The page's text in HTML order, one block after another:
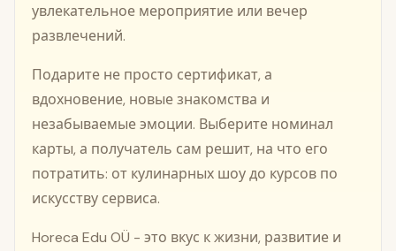
увлекательное мероприятие или вечер
развлечений.
Подарите не просто сертификат, а
вдохновение, новые знакомства и
незабываемые эмоции. Выберите номинал
карты, а получатель сам решит, на что его
потратить: от кулинарных шоу до курсов по
искусству сервиса.
Horeca Edu OÜ - это вкус к жизни, развитие и